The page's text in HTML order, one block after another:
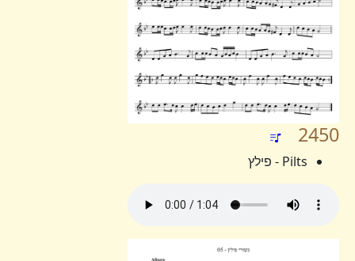
2450
Pilts - פילץ